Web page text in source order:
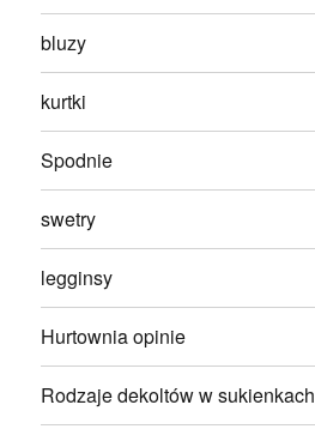
bluzy
kurtki
Spodnie
swetry
legginsy
Hurtownia opinie
Rodzaje dekoltów w sukienkach